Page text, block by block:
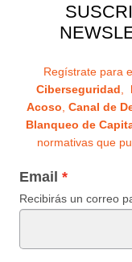
Regístrate para
Ciberseguridad
Acoso Canal de
Blanqueo de
normativas que
Email
Recibirás un correo